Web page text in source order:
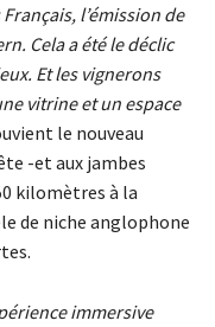
l’émission de
Cela a été le déclic
Et les vignerons
vitrine et un espace
le nouveau
-et aux jambes
kilomètres à la
de niche anglophone
immersive